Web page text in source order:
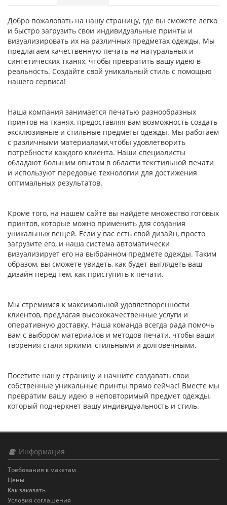
Добро пожаловать на нашу страницу, где вы сможете легко
и быстро загрузить свои индивидуальные принты и
визуализировать их на различных предметах одежды. Мы
предлагаем качественную печать на натуральных и
синтетических тканях, чтобы превратить вашу идею в
реальность. Создайте свой уникальный стиль с помощью
нашего сервиса!
Наша компания занимается печатью разнообразных
принтов на тканях, предоставляя вам возможность создать
эксклюзивные и стильные предметы одежды. Мы работаем
с различными материалами,чтобы удовлетворить
потребности каждого клиента. Наши специалисты
обладают большим опытом в области текстильной печати
и используют передовые технологии для достижения
оптимальных результатов.
Кроме того, на нашем сайте вы найдете множество готовых
принтов, которые можно применить для создания
уникальных вещей. Если у вас есть свой дизайн, просто
загрузите его, и наша система автоматически
визуализирует его на выбранном предмете одежды. Таким
образом, вы сможете увидеть, как будет выглядеть ваш
дизайн перед тем, как приступить к печати.
Мы стремимся к максимальной удовлетворенности
клиентов, предлагая высококачественные услуги и
оперативную доставку. Наша команда всегда рада помочь
вам с выбором материалов и методов печати, чтобы ваши
творения стали яркими, стильными и долговечными.
Посетите нашу страницу и начните создавать свои
собственные уникальные принты прямо сейчас! Вместе мы
превратим вашу идею в неповторимый предмет одежды,
который подчеркнет вашу индивидуальность и стиль.
Информация
Требования к макетам
Цены
Как заказать
Условия соглашения